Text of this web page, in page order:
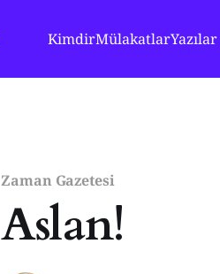
KimdirMülakatlarYazılar
Zaman Gazetesi
Aslan!